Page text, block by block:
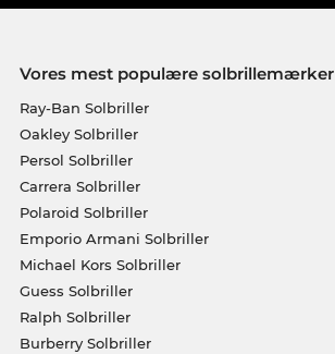
Vores mest populære solbrillemærker
Ray-Ban Solbriller
Oakley Solbriller
Persol Solbriller
Carrera Solbriller
Polaroid Solbriller
Emporio Armani Solbriller
Michael Kors Solbriller
Guess Solbriller
Ralph Solbriller
Burberry Solbriller